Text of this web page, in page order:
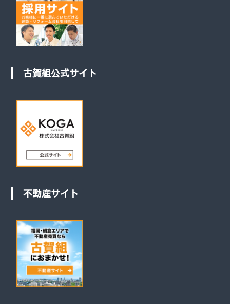
古賀組公式サイト
不動産サイト